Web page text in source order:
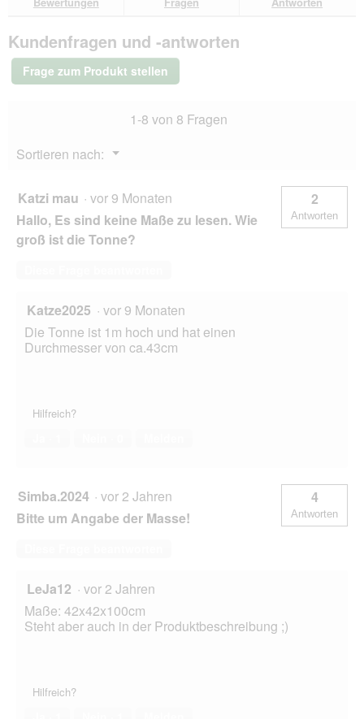
f
n
e
l
e
s
D
g
e
l
d
g
e
e
AniOne
Kundenfragen und -antworten
Frage zum Produkt stellen
1-8 von 8 Fragen
Sortieren nach:
▼
Menü
Katzi mau · vor 9 Monaten
Hallo, Es sind keine Maße zu lesen. Wie
groß ist die Tonne?
2
Antworten
Katze2025 · vor 9 Monaten
Die Tonne ist 1m hoch und hat einen
Durchmesser von ca.43cm
Hilfreich?
Simba.2024 · vor 2 Jahren
Bitte um Angabe der Masse!
4
Antworten
LeJa12 · vor 2 Jahren
Maße: 42x42x100cm
Steht aber auch in der Produktbeschreibung ;)
Hilfreich?